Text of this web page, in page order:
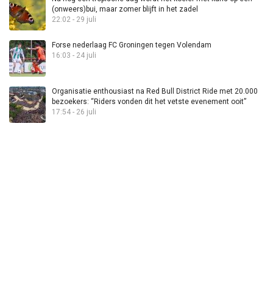
(onweers)bui, maar zomer blijft in het zadel
22:02 - 29 juli
Forse nederlaag FC Groningen tegen Volendam
16:03 - 24 juli
Organisatie enthousiast na Red Bull District Ride met 20.000
bezoekers: “Riders vonden dit het vetste evenement ooit”
17:54 - 26 juli